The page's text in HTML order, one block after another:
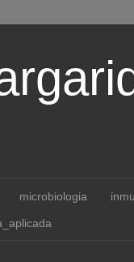
microbiologia